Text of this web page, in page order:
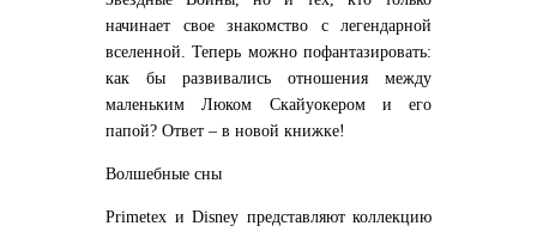
начинает свое знакомство с легендарной
вселенной. Теперь можно пофантазировать:
как бы развивались отношения между
маленьким Люком Скайуокером и его
папой? Ответ – в новой книжке!
Волшебные сны
Primetex и Disney представляют коллекцию